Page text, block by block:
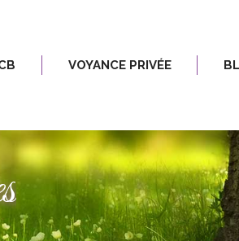
VOYANCE PRIVÉE